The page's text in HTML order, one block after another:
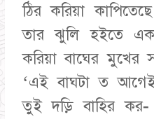
ঠির করিয়া
তার ঝুলি হইতে
করিয়া বাঘের মুখের
‘এই বাঘটা ত আগেই
তুই দড়ি বাহির কর-